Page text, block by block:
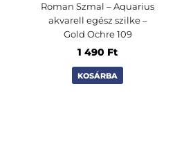
Roman Szmal – Aquarius
akvarell egész szilke –
Gold Ochre 109
1 490 Ft
KOSÁRBA